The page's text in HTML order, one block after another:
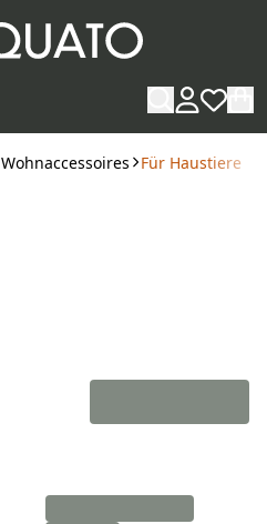
Wohnaccessoires Für Haustiere